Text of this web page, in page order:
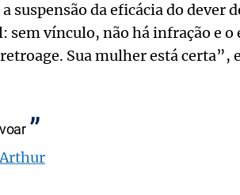
suspensão da eficácia do dever
vínculo, não há infração e o
Sua mulher está certa”,